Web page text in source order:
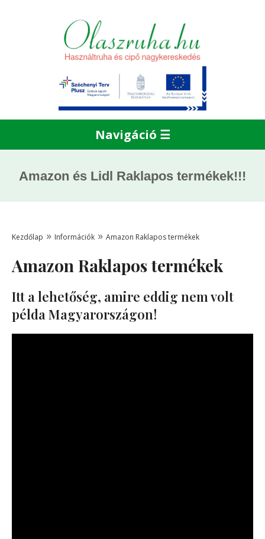
Navigáció ☰
Amazon és Lidl Raklapos termékek!!!
Kezdőlap » Információk » Amazon Raklapos termékek
Amazon Raklapos termékek
Itt a lehetőség, amire eddig nem volt
példa Magyarországon!